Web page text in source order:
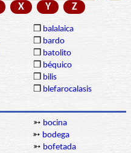
X Y Z
❒ balalaica
❒ bardo
❒ batolito
❒ béquico
❒ bilis
❒ blefarocalasis
➳ bocina
➳ bodega
➳ bofetada